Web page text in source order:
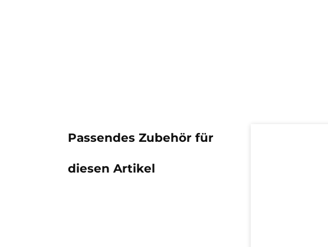
Passendes Zubehör für
diesen Artikel